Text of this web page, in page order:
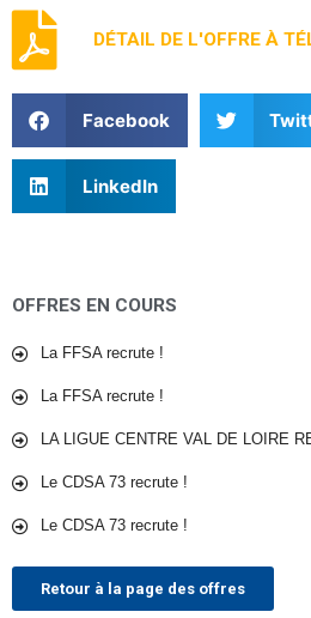
DÉTAIL DE L'OFFRE À
Facebook
LinkedIn
OFFRES EN COURS
La FFSA recrute !
La FFSA recrute !
LA LIGUE CENTRE VAL DE LOIRE
Le CDSA 73 recrute !
Le CDSA 73 recrute !
Retour à la page des offres